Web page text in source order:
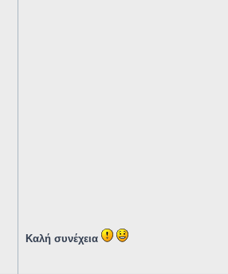
Καλή συνέχεια